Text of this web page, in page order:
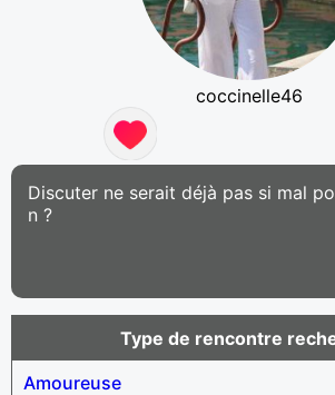
coccinelle46
Discuter ne serait déjà pas si mal
n ?
Type de rencontre
Amoureuse